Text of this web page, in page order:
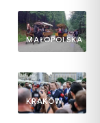
MAŁOPOLSKA
KRAKÓW